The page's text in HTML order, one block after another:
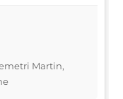
Martin,